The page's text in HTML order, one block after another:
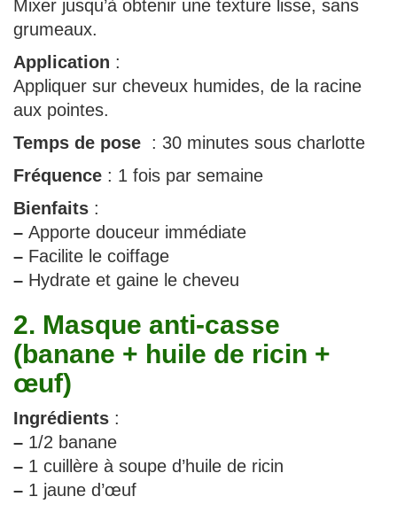
Mixer jusqu’à obtenir une texture lisse, sans
grumeaux.
Application :
Appliquer sur cheveux humides, de la racine
aux pointes.
Temps de pose : 30 minutes sous charlotte
Fréquence : 1 fois par semaine
Bienfaits :
– Apporte douceur immédiate
– Facilite le coiffage
– Hydrate et gaine le cheveu
2. Masque anti-casse
(banane + huile de ricin +
œuf)
Ingrédients :
– 1/2 banane
– 1 cuillère à soupe d’huile de ricin
– 1 jaune d’œuf